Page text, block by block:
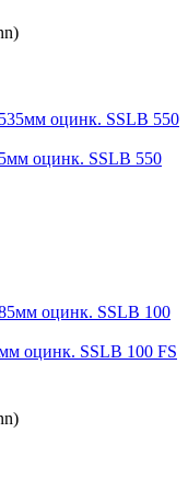
оцинк. SSLB 550
оцинк. SSLB 100 FS